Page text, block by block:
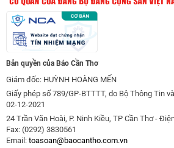
Bản quyền của Báo Cần Thơ
Giám đốc: HUỲNH HOÀNG MẾN
Giấy phép số 789/GP-BTTTT, do Bộ Thông Tin
02-12-2021
24 Trần Văn Hoài, P. Ninh Kiều, TP Cần Thơ -
Fax: (0292) 3830561
Email: toasoan@baocantho.com.vn